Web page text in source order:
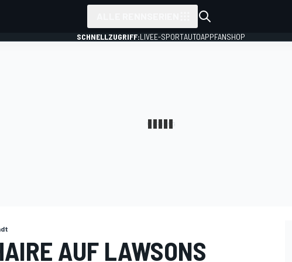
SCHNELLZUGRIFF:LIVEE-SPORTAUTOAPPFANSHOP
AUF LAWSONS